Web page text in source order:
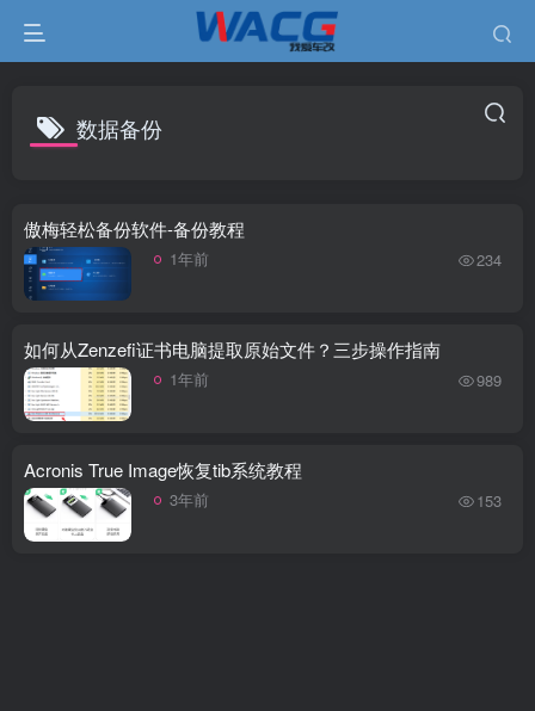
数据备份
傲梅轻松备份软件-备份教程
1年前 234
如何从Zenzefi证书电脑提取原始文件？三步操作指南
1年前 989
Acronis True Image恢复tib系统教程
3年前 153